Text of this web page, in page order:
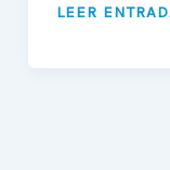
LEER